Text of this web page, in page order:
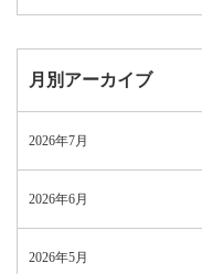
月別アーカイブ
2026年7月
2026年6月
2026年5月